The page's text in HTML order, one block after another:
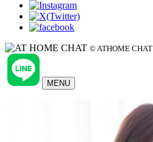
© ATHOME CHAT
MENU